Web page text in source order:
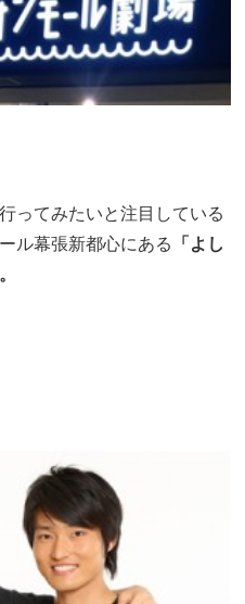
ってみたいと注目している
ル幕張新都心にある
「よし